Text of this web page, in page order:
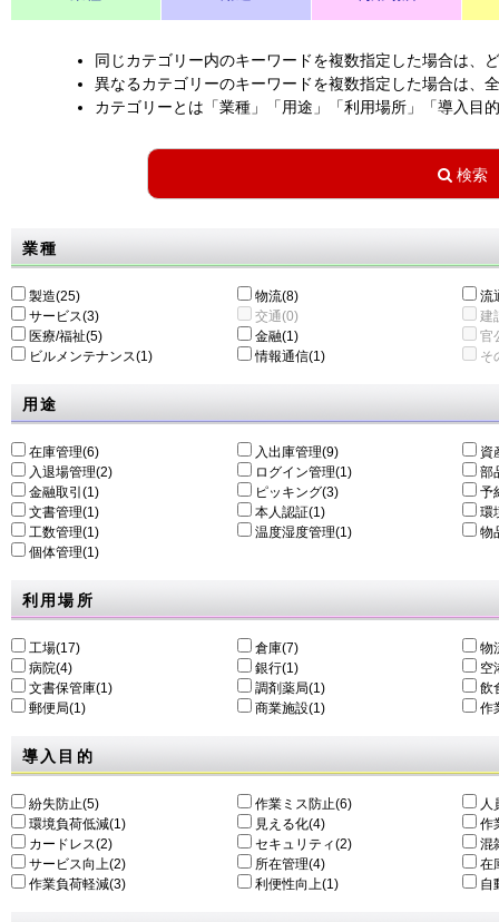
同じカテゴリー内のキーワードを複数指定した場合は、
異なるカテゴリーのキーワードを複数指定した場合は、
カテゴリーとは「業種」「用途」「利用場所」「導入目
業種
製造(25) 物流(8)
流
サービス(3)
交通(0)
建
医療/福祉(5)
金融(1)
官
ビルメンテナンス(1)
情報通信(1) そ
用途
在庫管理(6) 入出庫管理(9)
資
入退場管理(2)
ログイン管理(1)
部
金融取引(1)
ピッキング(3)
予
文書管理(1)
本人認証(1)
環
工数管理(1)
温度湿度管理(1)
物
個体管理(1)
利用場所
工場(17) 倉庫(7)
物
病院(4)
銀行(1)
空
文書保管庫(1)
調剤薬局(1)
飲
郵便局(1)
商業施設(1) 作
導入目的
紛失防止(5) 作業ミス防止(6)
人
環境負荷低減(1)
⾒える化(4)
作
カードレス(2)
セキュリティ(2)
混
サービス向上(2)
所在管理(4)
在
作業負荷軽減(3)
利便性向上(1) 自